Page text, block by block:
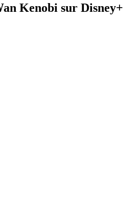
Kenobi sur Disney+